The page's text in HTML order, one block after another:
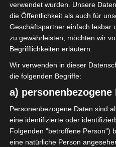
Heute
meine
Ich habe
flauschige
zwei
Zuhause
Strickjacken,
Outfit für
verwendet wurden. Unsere
die Öffentlichkeit als auch für
Geschäftspartner einfach lesbar
zu gewährleisten, möchten wir
Begrifflichkeiten erläutern.
Wir verwenden in dieser
die folgenden Begriffe:
a) personenbezogene
Personenbezogene Daten sind
eine identifizierte oder
Folgenden "betroffene Person")
eine natürliche Person